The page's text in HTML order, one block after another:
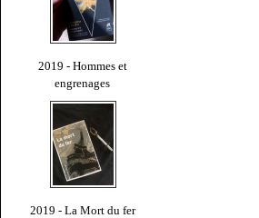
2019 - Hommes et
engrenages
2019 - La Mort du fer